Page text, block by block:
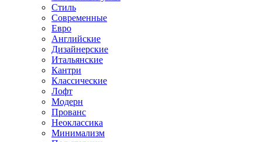
Стиль
Современные
Евро
Английские
Дизайнерские
Итальянские
Кантри
Классические
Лофт
Модерн
Прованс
Неоклассика
Минимализм